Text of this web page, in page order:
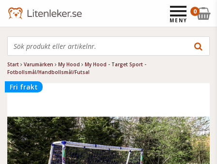
Start Varumärken My Hood
My Hood - Target Sport -
Fotbollsmål/Handbollsmål/Futsal
Fri frakt
0
MENY